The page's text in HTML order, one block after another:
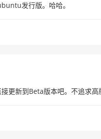
发行版。哈哈。
更新到Beta版本吧。不追求